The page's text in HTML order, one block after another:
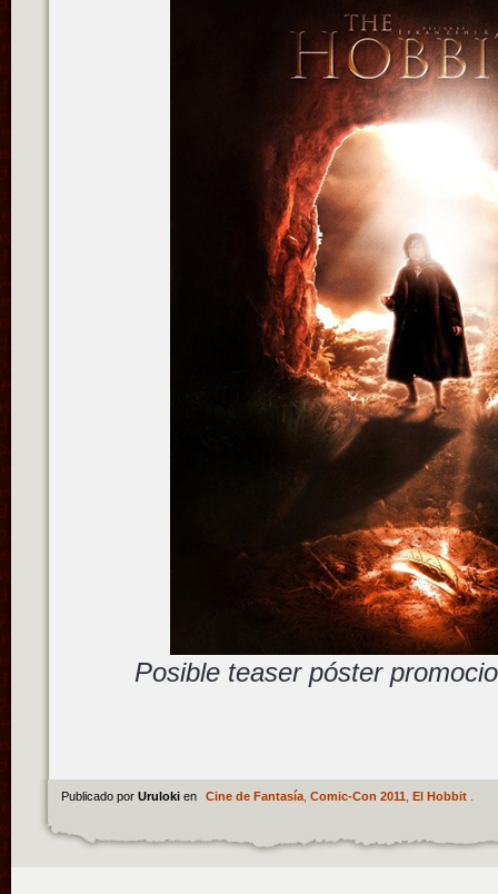
Posible teaser póster
Publicado por Uruloki en Cine de Fantasía, Comic-Con 2011 El Hobbit.